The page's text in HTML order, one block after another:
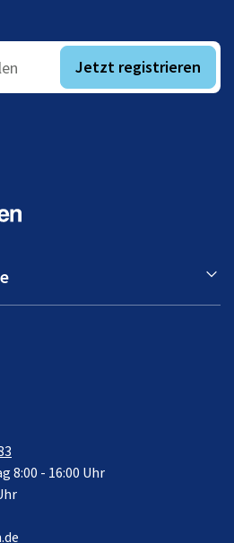
Jetzt registrieren
8:00 - 16:00 Uhr